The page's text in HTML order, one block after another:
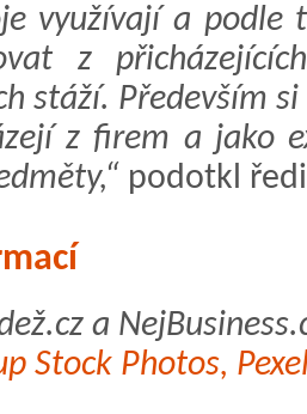
využívají a podle
z
stáží. Především
z firem a jako
podotkl
a
Stock Photos,